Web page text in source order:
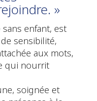
»
sans enfant, est
sensibilité,
aux mots,
qui nourrit
soignée et